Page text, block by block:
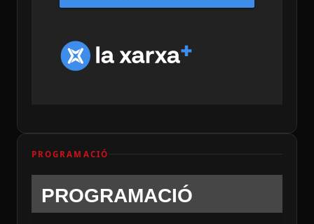
PROGRAMACIÓ
PROGRAMACIÓ